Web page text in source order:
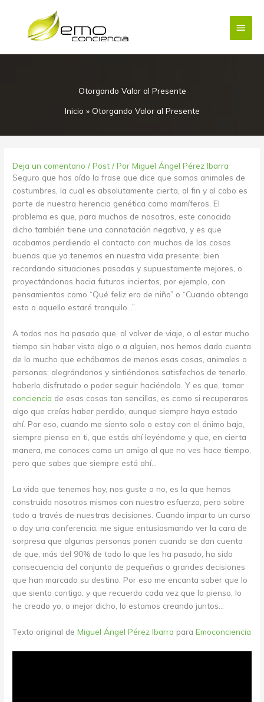
contenido
Menú
Otorgando Valor al Presente
Inicio » Otorgando Valor al Presente
Deja un comentario /Post / PorMiguel Ángel Pérez Ibarra
Seguro que has oído la frase que dice que somos animales de
costumbres, la cual es absolutamente cierta, al fin y al cabo es
parte de nuestra herencia genética como mamíferos. El
problema es que, para muchos de nosotros, este conocido
dicho también tiene una connotación negativa, y es que
acabamos perdiendo el contacto con muchas de las cosas
buenas que ya tenemos en nuestra vida presente; bien
recordando situaciones pasadas y supuestamente mejores, o
proyectándonos hacia futuros inciertos, por ejemplo, con
pensamientos como “Qué feliz era de niño” o “Cuando obtenga
esto o aquello estaré tranquilo…”.
A todos nos ha pasado que, al volver de viaje, o al estar mucho
tiempo sin haber visto algo o a alguien, nos hemos dado cuenta
de lo mucho que echábamos de menos esas cosas, animales o
personas; alegrándonos y sintiéndonos satisfechos de tenerlo,
haberlo disfrutado o poder seguir haciéndolo. Y es que, tomar
conciencia de esas cosas tan sencillas, es como si recuperaras
algo que creías haber perdido, aunque siempre haya estado
ahí. Por eso, cuando me siento solo o estoy con el ánimo bajo,
siempre pienso en ti, que estás ahí leyéndome y que, en cierta
manera, me conoces como un amigo al que no ves hace tiempo,
pero que sabes que siempre está ahí…
La vida que tenemos hoy, nos guste o no, es la que hemos
construido nosotros mismos con nuestro esfuerzo, pero sobre
todo a través de nuestras decisiones. Cuando imparto un curso
o doy una conferencia, me sigue entusiasmando ver la cara de
sorpresa que algunas personas ponen cuando se dan cuenta
de que, más del 90% de todo lo que les ha pasado, ha sido
consecuencia del conjunto de pequeñas o grandes decisiones
que han marcado su destino. Por eso me encanta saber que lo
que siento contigo, y que recuerdo cada vez que lo pienso, lo
he creado yo, o mejor dicho, lo estamos creando juntos…
Texto original deMiguel Ángel Pérez Ibarra paraEmoconciencia